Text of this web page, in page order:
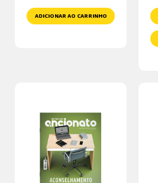
ADICIONAR AO CARRINHO